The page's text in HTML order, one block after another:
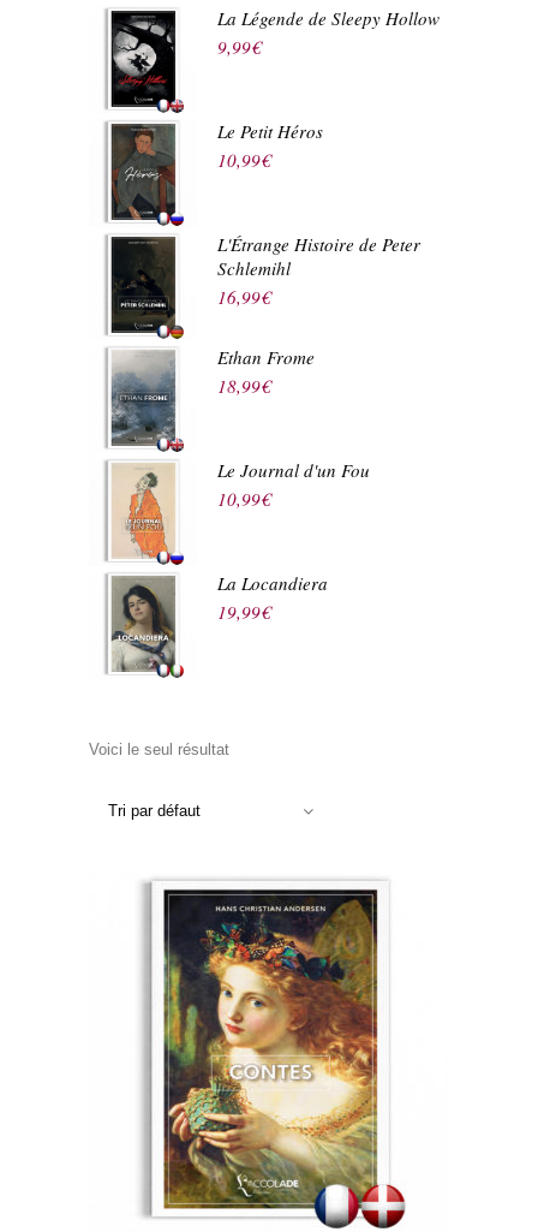
La Légende de Sleepy Hollow
9,99€
Le Petit Héros
10,99€
L'Étrange Histoire de Peter
Schlemihl
16,99€
Ethan Frome
18,99€
Le Journal d'un Fou
10,99€
La Locandiera
19,99€
Voici le seul résultat
Tri par défaut